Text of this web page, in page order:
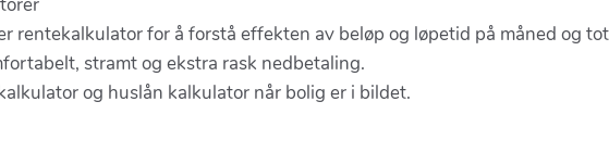
rentekalkulator for å forstå effekten av beløp og løpetid på måned og
stramt og ekstra rask nedbetaling.
og huslån kalkulator når bolig er i bildet.